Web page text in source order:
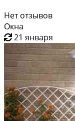
Нет отзывов
Окна
21 января